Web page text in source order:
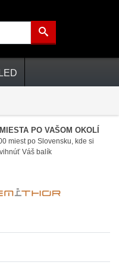
PO VAŠOM OKOLÍ
miest po Slovensku, kde si
Váš balík